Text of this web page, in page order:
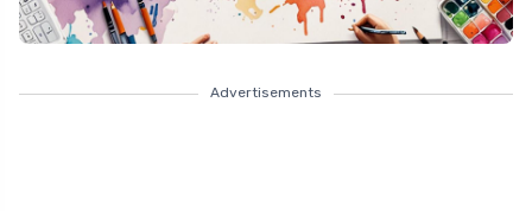
Advertisements